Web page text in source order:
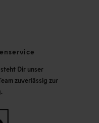
Dir unser
zuverlässig zur